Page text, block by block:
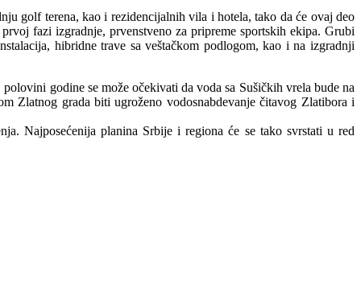
golf terena, kao i rezidencijalnih vila i hotela, tako da će ovaj deo
fazi izgradnje, prvenstveno za pripreme sportskih ekipa. Grubi
hibridne trave sa veštačkom podlogom, kao i na izgradnji
godine se može očekivati da voda sa Sušičkih vrela bude na
Zlatnog grada biti ugroženo vodosnabdevanje čitavog Zlatibora i
Najposećenija planina Srbije i regiona će se tako svrstati u red